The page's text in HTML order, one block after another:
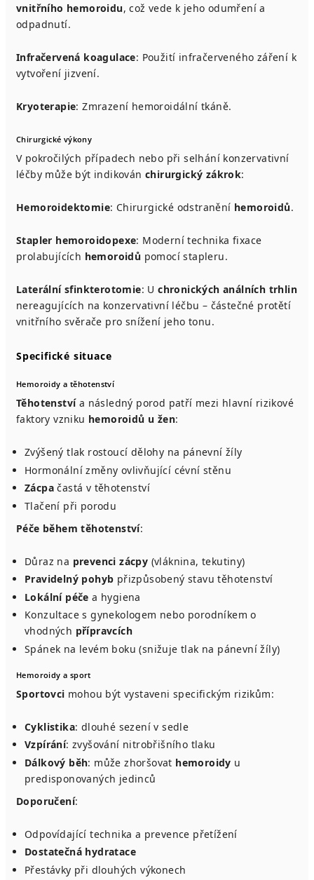
vnitřního hemoroidu, což vede k jeho odumření a
odpadnutí.
Infračervená koagulace: Použití infračerveného záření k
vytvoření jizvení.
Kryoterapie: Zmrazení hemoroidální tkáně.
Chirurgické výkony
V pokročilých případech nebo při selhání konzervativní
léčby může být indikován chirurgický zákrok:
Hemoroidektomie: Chirurgické odstranění hemoroidů.
Stapler hemoroidopexe: Moderní technika fixace
prolabujících hemoroidů pomocí stapleru.
Laterální sfinkterotomie: Uchronických análních trhlin
nereagujících na konzervativní léčbu – částečné protětí
vnitřního svěrače pro snížení jeho tonu.
Specifické situace
Hemoroidy a těhotenství
Těhotenstvía následný porod patří mezi hlavní rizikové
faktory vzniku hemoroidů u žen:
Zvýšený tlak rostoucí dělohy na pánevní žíly
Hormonální změny ovlivňující cévní stěnu
Zácpa častá v těhotenství
Tlačení při porodu
Péče během těhotenství:
Důraz na prevenci zácpy (vláknina, tekutiny)
Pravidelný pohyb přizpůsobený stavu těhotenství
Lokální péče a hygiena
Konzultace s gynekologem nebo porodníkem o
vhodných přípravcích
Spánek na levém boku (snižuje tlak na pánevní žíly)
Hemoroidy a sport
Sportovci mohou být vystaveni specifickým rizikům:
Cyklistika: dlouhé sezení v sedle
Vzpírání: zvyšování nitrobřišního tlaku
Dálkový běh: může zhoršovat hemoroidy u
predisponovaných jedinců
Doporučení:
Odpovídající technika a prevence přetížení
Dostatečná hydratace
Přestávky při dlouhých výkonech